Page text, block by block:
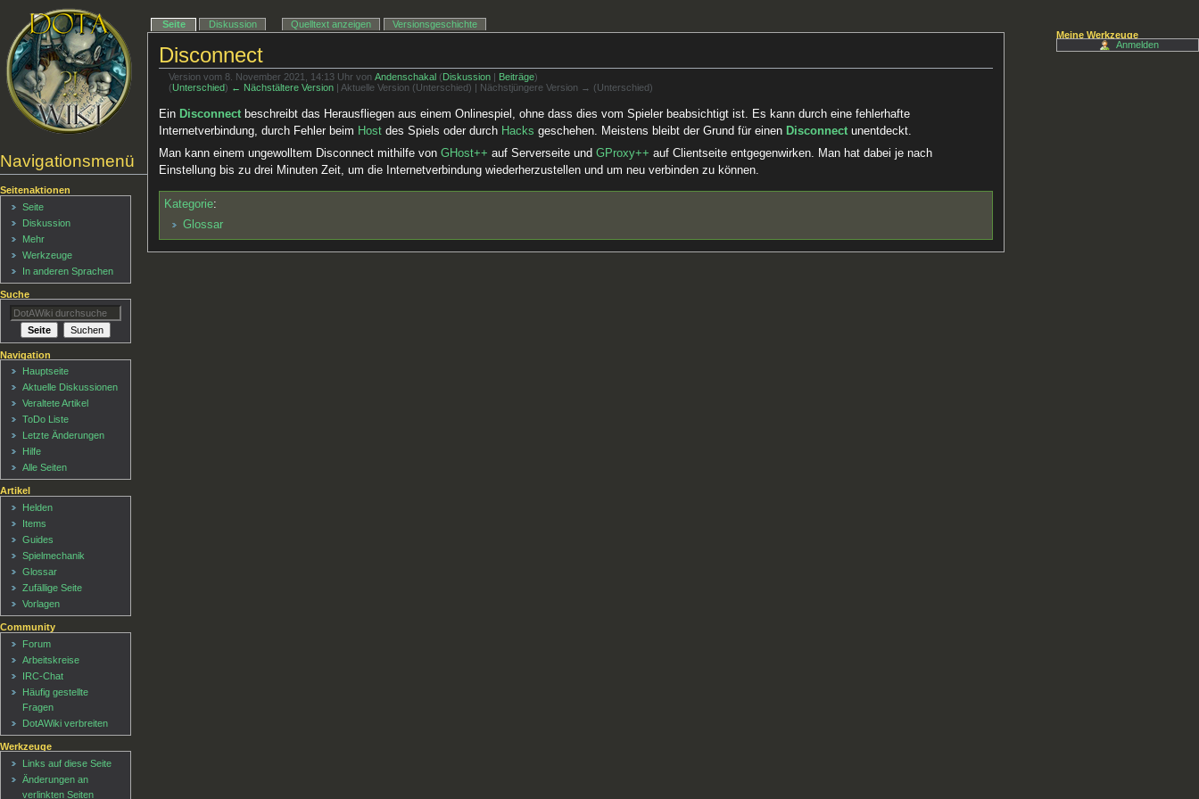
Disconnect
Version vom 8. November 2021, 14:13 Uhr von Andenschakal (Diskussion | Beiträge)
(Unterschied) ← Nächstältere Version | Aktuelle Version (Unterschied) | Nächstjüngere Version → (Unterschied)
Ein Disconnect beschreibt das Herausfliegen aus einem Onlinespiel, ohne dass dies vom Spieler beabsichtigt ist. Es kann durch eine fehlerhafte
Internetverbindung, durch Fehler beim Host des Spiels oder durch Hacks geschehen. Meistens bleibt der Grund für einen Disconnect unentdeckt.
Man kann einem ungewolltem Disconnect mithilfe vonGHost++ auf Serverseite undGProxy++ auf Clientseite entgegenwirken. Man hat dabei je nach
Einstellung bis zu drei Minuten Zeit, um die Internetverbindung wiederherzustellen und um neu verbinden zu können.
Kategorie:
Glossar
Navigationsmenü
Seite Diskussion Quelltext anzeigen Versionsgeschichte
Seitenaktionen
Seite
Diskussion
Mehr
Werkzeuge
In anderen Sprachen
Meine Werkzeuge
Anmelden
Suche
Navigation
Hauptseite
Aktuelle Diskussionen
Veraltete Artikel
ToDo Liste
Letzte Änderungen
Hilfe
Alle Seiten
Artikel
Helden
Items
Guides
Spielmechanik
Glossar
Zufällige Seite
Vorlagen
Community
Forum
Arbeitskreise
IRC-Chat
Häufig gestellte
Fragen
DotAWiki verbreiten
Werkzeuge
Links auf diese Seite
Änderungen an
verlinkten Seiten